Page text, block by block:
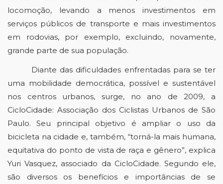
locomoção, levando a menos investimentos em
serviços públicos de transporte e mais investimentos
em rodovias, por exemplo, excluindo, novamente,
grande parte de sua população.
Diante das dificuldades enfrentadas para se ter
uma mobilidade democrática, possível e sustentável
CicloCidade: Associação dos Ciclistas Urbanos de São
Paulo. Seu principal objetivo é ampliar o uso da
bicicleta na cidade e, também, “torná-la mais humana,
equitativa do ponto de vista de raça e gênero”, explica
Yuri Vasquez, associado da CicloCidade. Segundo ele,
são diversos os benefícios e importâncias de se